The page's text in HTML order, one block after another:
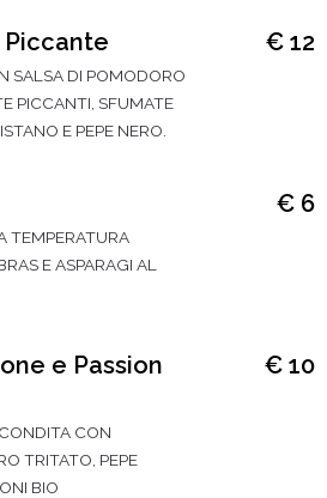
Piccante
SALSA DI POMODORO
PICCANTI, SFUMATE
E PEPE NERO.
€ 12
TEMPERATURA
E ASPARAGI AL
€ 6
e Passion
CON
TRITATO, PEPE
BIO
€ 10